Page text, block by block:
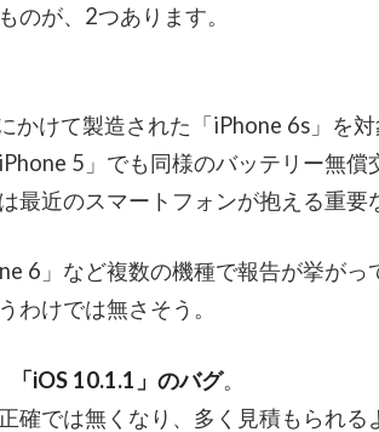
のが、2つあります。
かけて製造された「iPhone 6s」を
5」でも同様のバッテリー無償
最近のスマートフォンが抱える重要
6」など複数の機種で報告が挙がっ
わけでは無さそう。
「iOS 10.1.1」のバグ。
確では無くなり、多く見積もられる